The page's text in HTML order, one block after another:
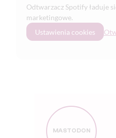
Odtwarzacz Spotify ładuje
marketingowe.
Ustawienia cookies
MASTODON